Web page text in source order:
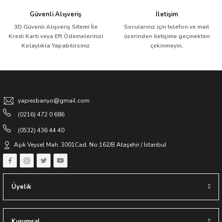
sonra, seçmiş olduğunuz jakuzi sistem özelliklerine göre sipariş
**Sipariş hatalarının olmaması ve istemiş olduğunuz jakuzi
özelliklerinin eksiksiz olması için destek hattımız ile iletişime
seçenekleri için destek hattımızdan bilgi alabilirsiniz.
**Destek Hattı:0532 436 44 40
Keyifli Alışverişler Dileriz
Yapıes Banyo / Erkan Ocak
Güvenli Alışveriş
3D Güvenli Alışveriş Sitemi İle
Kredi Kartı veya Eft Ödemelerinizi
Kolaylıkla Yapabilirsiniz
İletişim
Sorularınız için telefon ve mail
üzerinden iletişime geçmekten
çekinmeyin.
yapiesbanyo@gmail.com
(0216) 472 0 686
(0532) 436 44 40
Aşık Veysel Mah. 3001Cad. No:162/B Ataşehir / İstanbul
Üyelik